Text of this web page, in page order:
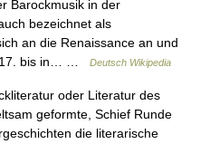
Barockmusik in der
bezeichnet als
an die Renaissance an und
17. bis in… …
Deutsch Wikipedia
oder Literatur des
geformte, Schief Runde
die literarische